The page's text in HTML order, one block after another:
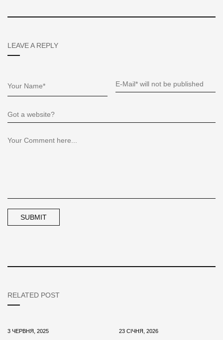
LEAVE A REPLY
RELATED POST
3 ЧЕРВНЯ, 2025 23 СІЧНЯ, 2026